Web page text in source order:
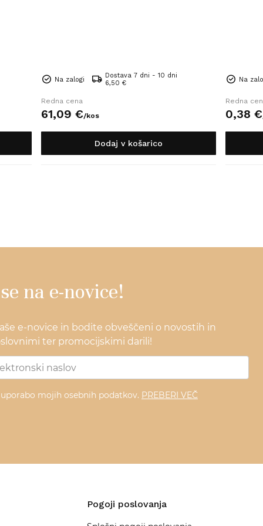
Na zalogi
Dostava 7 dni - 10 dni
6,50 €
Redna cena
61,09 €/kos
Dodaj v košarico
Na
Redna
0,38 €
na e-novice!
e-novice in bodite obveščeni o novostih in
ter promocijskimi darili!
mojih osebnih podatkov. PREBERI VEČ
Pogoji poslovanja